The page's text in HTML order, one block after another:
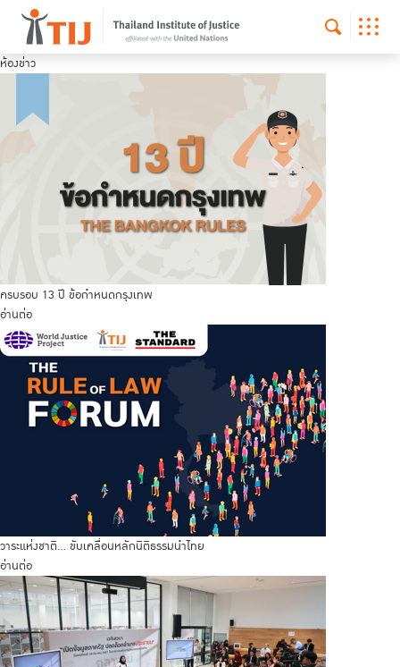
ห้องข่าว
ครบรอบ 13 ปี ข้อกำหนดกรุงเทพ
อ่านต่อ
วาระแห่งชาติ… ขับเคลื่อนหลักนิติธรรมนำไทย
อ่านต่อ